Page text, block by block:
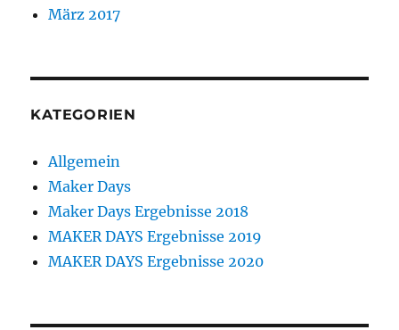
März 2017
KATEGORIEN
Allgemein
Maker Days
Maker Days Ergebnisse 2018
MAKER DAYS Ergebnisse 2019
MAKER DAYS Ergebnisse 2020